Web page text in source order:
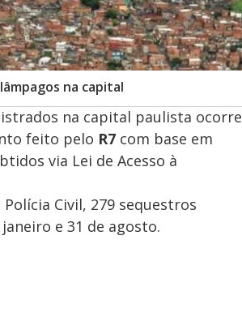
na capital
na capital paulista ocorre
feito pelo R7 com base em
via Lei de Acesso à
Civil, 279 sequestros
e 31 de agosto.